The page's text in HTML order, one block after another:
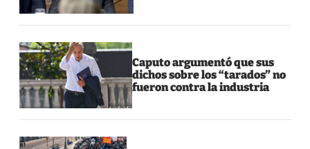
Caputo argumentó que sus
dichos sobre los “tarados” no
fueron contra la industria